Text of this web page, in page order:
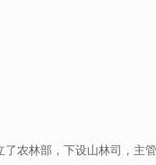
农林部，下设山林司，主